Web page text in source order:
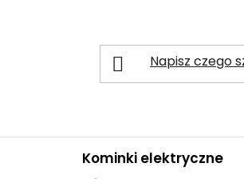
Kominki elektryczne